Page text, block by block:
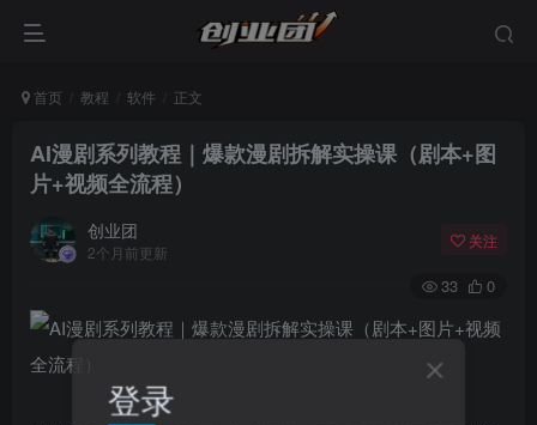
首页 教程 软件 正文
AI漫剧系列教程｜爆款漫剧拆解实操课（剧本+图
片+视频全流程）
创业团
2个月前更新
关注
33 0
登录